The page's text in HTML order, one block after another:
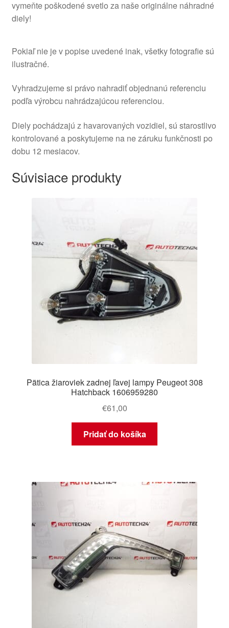
vymeňte poškodené svetlo za naše originálne náhradné
diely!
Pokiaľ nie je v popise uvedené inak, všetky fotografie sú
ilustračné.
Vyhradzujeme si právo nahradiť objednanú referenciu
podľa výrobcu nahrádzajúcou referenciou.
Diely pochádzajú z havarovaných vozidiel, sú starostlivo
kontrolované a poskytujeme na ne záruku funkčnosti po
dobu 12 mesiacov.
Súvisiace produkty
Pätica žiaroviek zadnej ľavej lampy Peugeot 308
Hatchback 1606959280
€61,00
Pridať do košíka